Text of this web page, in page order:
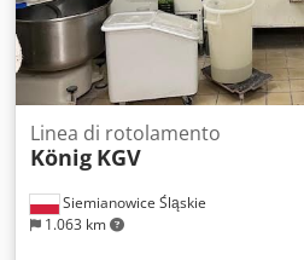
Siemianowice Śląskie
1.063 km
Linea di rotolamento
König KGV